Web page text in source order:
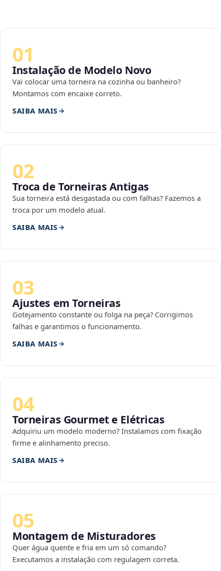
01
Instalação de Modelo Novo
Vai colocar uma torneira na cozinha ou banheiro?
Montamos com encaixe correto.
SAIBA MAIS
02
Troca de Torneiras Antigas
Sua torneira está desgastada ou com falhas? Fazemos a
troca por um modelo atual.
SAIBA MAIS
03
Ajustes em Torneiras
Gotejamento constante ou folga na peça? Corrigimos
falhas e garantimos o funcionamento.
SAIBA MAIS
04
Torneiras Gourmet e Elétricas
Adquiriu um modelo moderno? Instalamos com fixação
firme e alinhamento preciso.
SAIBA MAIS
05
Montagem de Misturadores
Quer água quente e fria em um só comando?
Executamos a instalação com regulagem correta.